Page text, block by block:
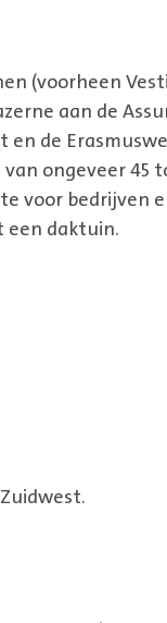
(voorheen
aan de
de
ongeveer 45
voor bedrĳven
een daktuin.